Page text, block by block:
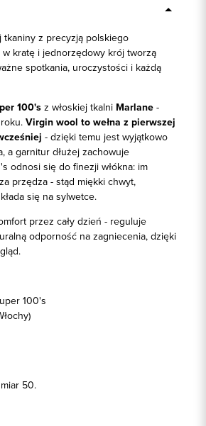
tkaniny z precyzją polskiego
kratę i jednorzędowy krój tworzą
spotkania, uroczystości i każdą
100'sz włoskiej tkalni Marlane-
Virgin wool to wełna z pierwszej
- dzięki temu jest wyjątkowo
a garnitur dłużej zachowuje
odnosi się do finezji włókna: im
przędza - stąd miękki chwyt,
się na sylwetce.
przez cały dzień - reguluje
odporność na zagniecenia, dzięki
100's
50.